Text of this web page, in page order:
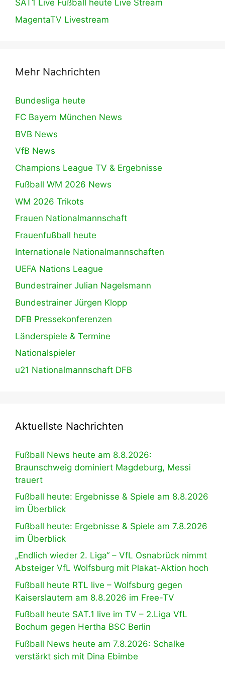
SAT1 Live Fußball heute Live Stream
MagentaTV Livestream
Mehr Nachrichten
Bundesliga heute
FC Bayern München News
BVB News
VfB News
Champions League TV & Ergebnisse
Fußball WM 2026 News
WM 2026 Trikots
Frauen Nationalmannschaft
Frauenfußball heute
Internationale Nationalmannschaften
UEFA Nations League
Bundestrainer Julian Nagelsmann
Bundestrainer Jürgen Klopp
DFB Pressekonferenzen
Länderspiele & Termine
Nationalspieler
u21 Nationalmannschaft DFB
Aktuellste Nachrichten
Fußball News heute am 8.8.2026:
Braunschweig dominiert Magdeburg, Messi
trauert
Fußball heute: Ergebnisse & Spiele am 8.8.2026
im Überblick
Fußball heute: Ergebnisse & Spiele am 7.8.2026
im Überblick
„Endlich wieder 2. Liga“ – VfL Osnabrück nimmt
Absteiger VfL Wolfsburg mit Plakat-Aktion hoch
Fußball heute RTL live – Wolfsburg gegen
Kaiserslautern am 8.8.2026 im Free-TV
Fußball heute SAT.1 live im TV – 2.Liga VfL
Bochum gegen Hertha BSC Berlin
Fußball News heute am 7.8.2026: Schalke
verstärkt sich mit Dina Ebimbe